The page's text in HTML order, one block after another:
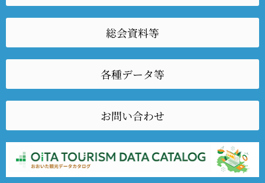
総会資料等
各種データ等
お問い合わせ